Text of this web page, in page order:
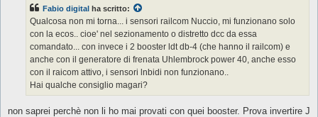
a
g
g
i
o
Fabio digital ha scritto:
Qualcosa non mi torna... i sensori railcom Nuccio, mi funzionano solo
con la ecos.. cioe' nel sezionamento o distretto dcc da essa
comandato... con invece i 2 booster ldt db-4 (che hanno il railcom) e
anche con il generatore di frenata Uhlembrock power 40, anche esso
con il raicom attivo, i sensori lnbidi non funzionano..
Hai qualche consiglio magari?
non saprei perchè non li ho mai provati con quei booster. Prova invertire J